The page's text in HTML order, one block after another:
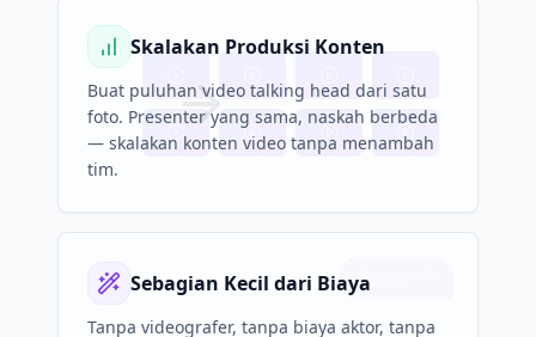
Skalakan Produksi Konten
Buat puluhan video talking head dari satu
foto. Presenter yang sama, naskah berbeda
— skalakan konten video tanpa menambah
tim.
Sebagian Kecil dari Biaya
Tanpa videografer, tanpa biaya aktor, tanpa